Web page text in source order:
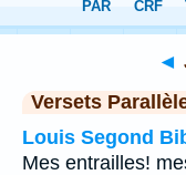
Chapitre 4> Verset 19
◄
Versets
Louis Segond
Mes entrailles!